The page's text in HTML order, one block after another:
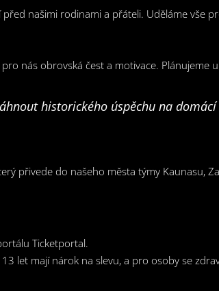
našimi rodinami a přáteli. Uděláme vše
nás obrovská čest a motivace. Plánujeme
historického úspěchu na domácí
přivede do našeho města týmy Kaunasu,
Ticketportal.
let mají nárok na slevu, a pro osoby se